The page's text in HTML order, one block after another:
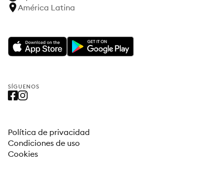
América Latina
SÍGUENOS
Política de privacidad
Condiciones de uso
Cookies